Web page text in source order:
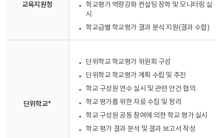
교육지원청
학교평가 역량강화 컨설팅 장학 및 모니터링 실
시
학교급별 학교평가 결과 분석 지원(결과 수합)
단위학교*
단위학교 학교평가 위원회 구성
단위학교 학교평가 계획 수립 및 추진
학교 구성원 연수 실시 및 관련 안건 협의
학교 평가를 위한 자료 수집 및 정리
학교 구성원 공동 참여에 의한 학교 평가 실시
학교 평가 결과 분석 및 결과 보고서 작성